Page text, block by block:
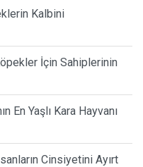
Kalbini
İçin Sahiplerinin
En Yaşlı Kara Hayvanı
Cinsiyetini Ayırt